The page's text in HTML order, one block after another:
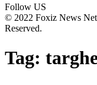
Follow US
© 2022 Foxiz News
Reserved.
Tag: